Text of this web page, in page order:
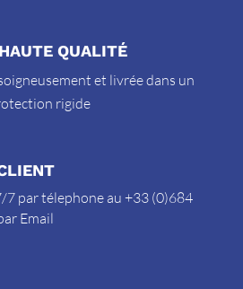
QUALITÉ
et livrée dans un
rigide
7 par télephone au +33 (0)684
Email